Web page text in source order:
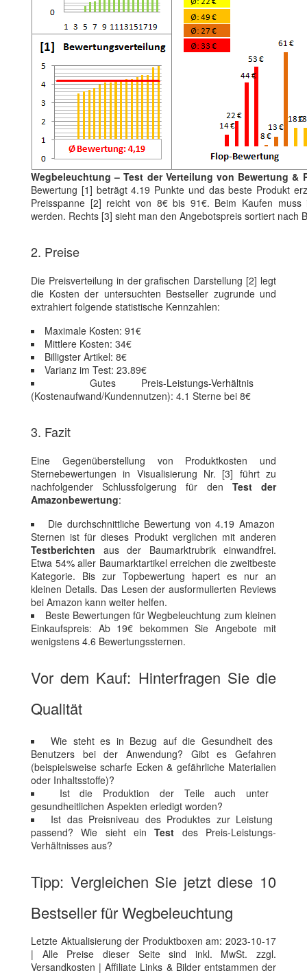
Wegbeleuchtung – Test der Verteilung von Bewertung &
Bewertung [1] beträgt 4.19 Punkte und das beste Produkt
Preisspanne [2] reicht von 8€ bis 91€. Beim Kaufen
werden. Rechts [3] sieht man den Angebotspreis sortiert nach
2. Preise
Die Preisverteilung in der grafischen Darstellung [2] legt
die Kosten der untersuchten Bestseller zugrunde und
extrahiert folgende statistische Kennzahlen:
Maximale Kosten: 91€
Mittlere Kosten: 34€
Billigster Artikel: 8€
Varianz im Test: 23.89€
Gutes Preis-Leistungs-Verhältnis
(Kostenaufwand/Kundennutzen): 4.1 Sterne bei 8€
3. Fazit
Eine Gegenüberstellung von Produktkosten und
Sternebewertungen in Visualisierung Nr. [3] führt zu
nachfolgender Schlussfolgerung für den Test der
Amazonbewertung:
Die durchschnittliche Bewertung von 4.19 Amazon
Sternen ist für dieses Produkt verglichen mit anderen
Testberichten aus der Baumarktrubrik einwandfrei.
Etwa 54% aller Baumarktartikel erreichen die zweitbeste
Kategorie. Bis zur Topbewertung hapert es nur an
kleinen Details. Das Lesen der ausformulierten Reviews
bei Amazon kann weiter helfen.
Beste Bewertungen für Wegbeleuchtung zum kleinen
Einkaufspreis: Ab 19€ bekommen Sie Angebote mit
wenigstens 4.6 Bewertungssternen.
Vor dem Kauf: Hinterfragen Sie die
Qualität
Wie steht es in Bezug auf die Gesundheit des
Benutzers bei der Anwendung? Gibt es Gefahren
(beispielsweise scharfe Ecken & gefährliche Materialien
oder Inhaltsstoffe)?
Ist die Produktion der Teile auch unter
gesundheitlichen Aspekten erledigt worden?
Ist das Preisniveau des Produktes zur Leistung
passend? Wie sieht einTest des Preis-Leistungs-
Verhältnisses aus?
Tipp: Vergleichen Sie jetzt diese 10
Bestseller für Wegbeleuchtung
Letzte Aktualisierung der Produktboxen am: 2023-10-17
| Alle Preise dieser Seite sind inkl. MwSt. zzgl.
Versandkosten | Affiliate Links & Bilder entstammen der